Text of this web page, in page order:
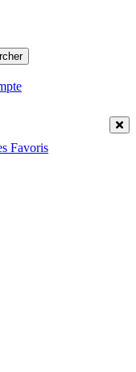
Favoris